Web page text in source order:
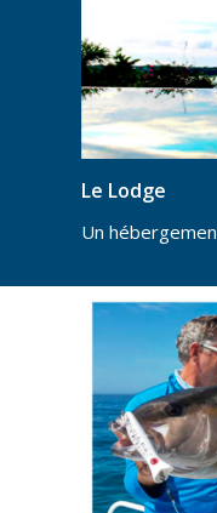
Le Lodge
Un